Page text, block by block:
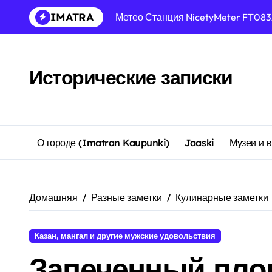
Перейти
содержанию
IMATRA
Метео Станция NicetyMeter
Описание и расшифровка
Hisilicon Technologies — разница
Модификация прошивок Xiongmai
Для себя
Исторические записки
О городе (Imatran Kaupunki) Jaaski Музеи и
Домашняя Разные заметки Кулинарные заметки
Казан, мангал и другие мужские удовольствия